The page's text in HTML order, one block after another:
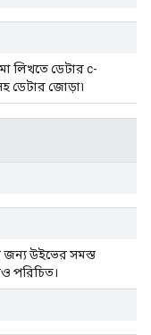
লিখতে ডেটার c-
ডেটার জোড়া৷
জন্য উইভের সমস্ত
পরিচিত।